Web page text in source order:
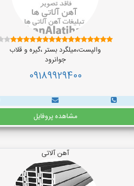
والپست،میلگرد بستر ،گیره و قلاب
جوانرود
09189929400
مشاهده پروفایل
آهن آلاتی